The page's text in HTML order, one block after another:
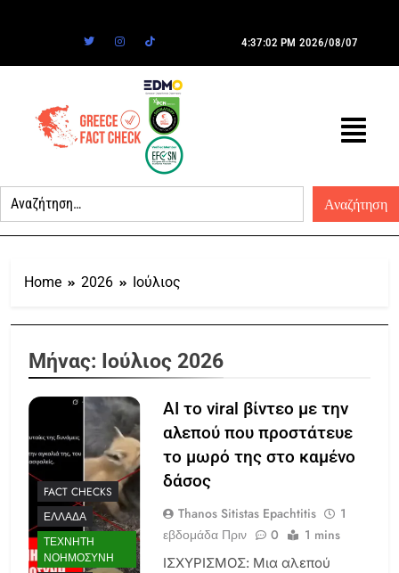
4:37:02 PM 2026/08/07
Home 2026 Ιούλιος
Μήνας: Ιούλιος 2026
FACT CHECKS
ΕΛΛΆΔΑ
ΤΕΧΝΗΤΉ
ΝΟΗΜΟΣΎΝΗ
AI το viral βίντεο με την
αλεπού που προστάτευε
το μωρό της στο καμένο
δάσος
Thanos Sitistas Epachtitis
1
εβδομάδα Πριν
0 1 mins
ΙΣΧΥΡΙΣΜΟΣ: Μια αλεπού